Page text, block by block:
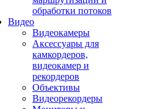
обработки потоков
Видео
Видеокамеры
Аксессуары для
камкордеров,
видеокамер и
рекордеров
Объективы
Видеорекордеры